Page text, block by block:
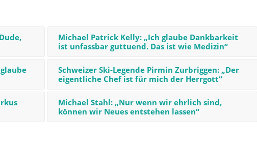
Michael Patrick Kelly: „Ich glaube Dankbarkeit
ist unfassbar guttuend. Das ist wie Medizin“
Schweizer Ski-Legende Pirmin Zurbriggen: „Der
eigentliche Chef ist für mich der Herrgott“
Michael Stahl: „Nur wenn wir ehrlich sind,
können wir Neues entstehen lassen“